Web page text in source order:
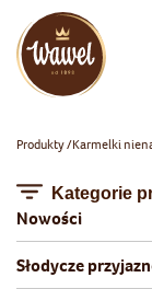
Produkty Karmelki
Kategorie
Nowości
Słodycze